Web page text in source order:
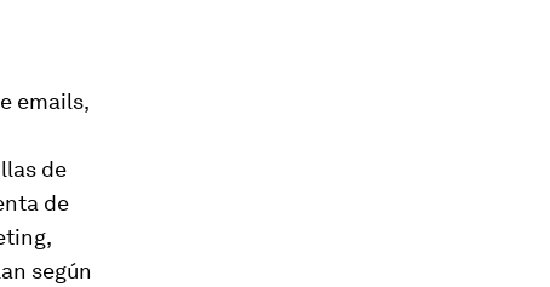
emails,
de
de
según